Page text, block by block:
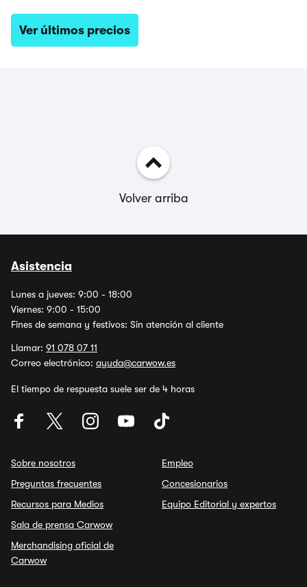
Ver últimos precios
Volver arriba
Asistencia
Lunes a jueves: 9:00 - 18:00
Viernes: 9:00 - 15:00
Fines de semana y festivos: Sin atención al cliente
Llamar: 91 078 07 11
Correo electrónico: ayuda@carwow.es
El tiempo de respuesta suele ser de 4 horas
Sobre nosotros
Preguntas frecuentes
Recursos para Medios
Sala de prensa Carwow
Merchandising oficial de
Carwow
Empleo
Concesionarios
Equipo Editorial y expertos